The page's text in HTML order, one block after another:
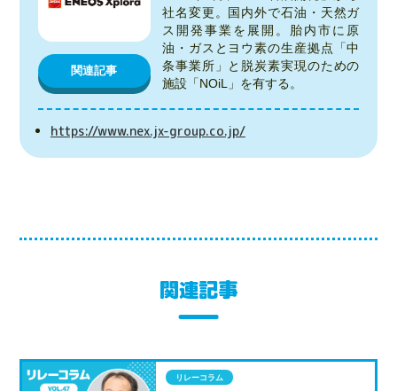
社名変更。国内外で石油・天然ガ
ス開発事業を展開。胎内市に原
油・ガスとヨウ素の生産拠点「中
条事業所」と脱炭素実現のための
施設「NOiL」を有する。
関連記事
https://www.nex.jx-group.co.jp/
関連記事
リレーコラム